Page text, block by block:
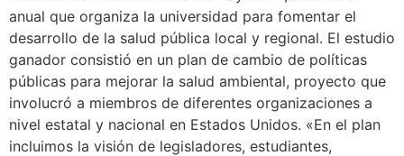
anual que organiza la universidad para fomentar el
desarrollo de la salud pública local y regional. El estudio
ganador consistió en un plan de cambio de políticas
públicas para mejorar la salud ambiental, proyecto que
involucró a miembros de diferentes organizaciones a
nivel estatal y nacional en Estados Unidos. «En el plan
incluimos la visión de legisladores, estudiantes,